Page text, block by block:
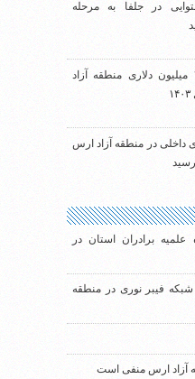
در جلفا به مرحله
صادرات ۲۰۰ میلیون دلاری منطقه آزاد
داخلی در منطقه آزاد ارس
علمیه برادران استان در
شبکه فیبر نوری در منطقه
آزاد ارس منفی است